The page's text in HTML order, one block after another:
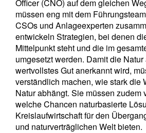
Officer (CNO) auf dem gleichen
müssen eng mit dem
CSOs und Anlageexperten
entwickeln Strategien, bei denen
Mittelpunkt steht und die im
umgesetzt werden. Damit die
wertvollstes Gut anerkannt wird,
verständlich machen, wie stark die
Natur abhängt. Sie müssen zudem
welche Chancen naturbasierte
Kreislaufwirtschaft für den
und naturverträglichen Welt bieten.
Newsletter abonnieren
Email